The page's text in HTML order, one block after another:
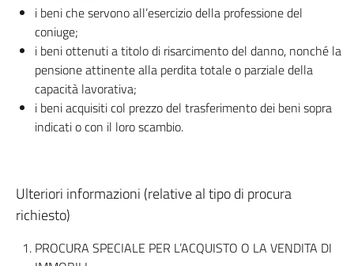
i beni che servono all’esercizio della professione del
coniuge;
i beni ottenuti a titolo di risarcimento del danno, nonché la
pensione attinente alla perdita totale o parziale della
capacità lavorativa;
i beni acquisiti col prezzo del trasferimento dei beni sopra
indicati o con il loro scambio.
Ulteriori informazioni (relative al tipo di procura
richiesto)
PROCURA SPECIALE PER L’ACQUISTO O LA VENDITA DI